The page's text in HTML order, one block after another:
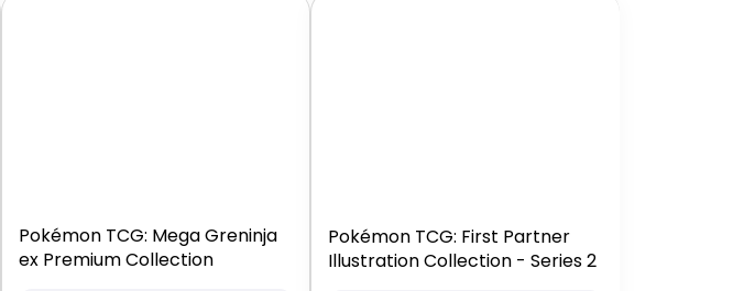
Pokémon TCG: Mega Greninja
ex Premium Collection
Pokémon TCG: First Partner
Illustration Collection - Series 2